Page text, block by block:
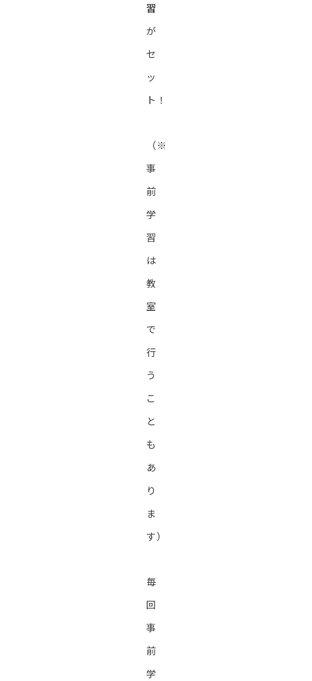
習
が
セ
ッ
ト！
（※
事
前
学
習
は
教
室
で
行
う
こ
と
も
あ
り
ま
す）
毎
回
事
前
学